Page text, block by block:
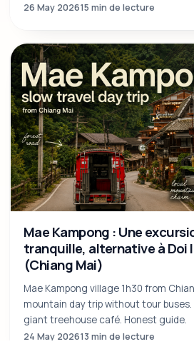
Meilleure période pour
guide honnête mois par
The internet says "great year-
Honest month-by-month verdict:
avoid, and what to book in each.
26 May 2026 15 min de lecture